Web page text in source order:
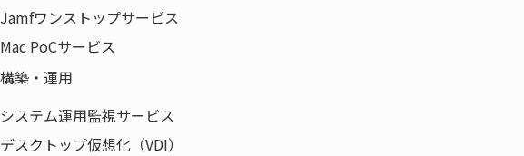
Jamfワンストップサービス
Mac PoCサービス
構築・運用
システム運用監視サービス
デスクトップ仮想化（VDI）